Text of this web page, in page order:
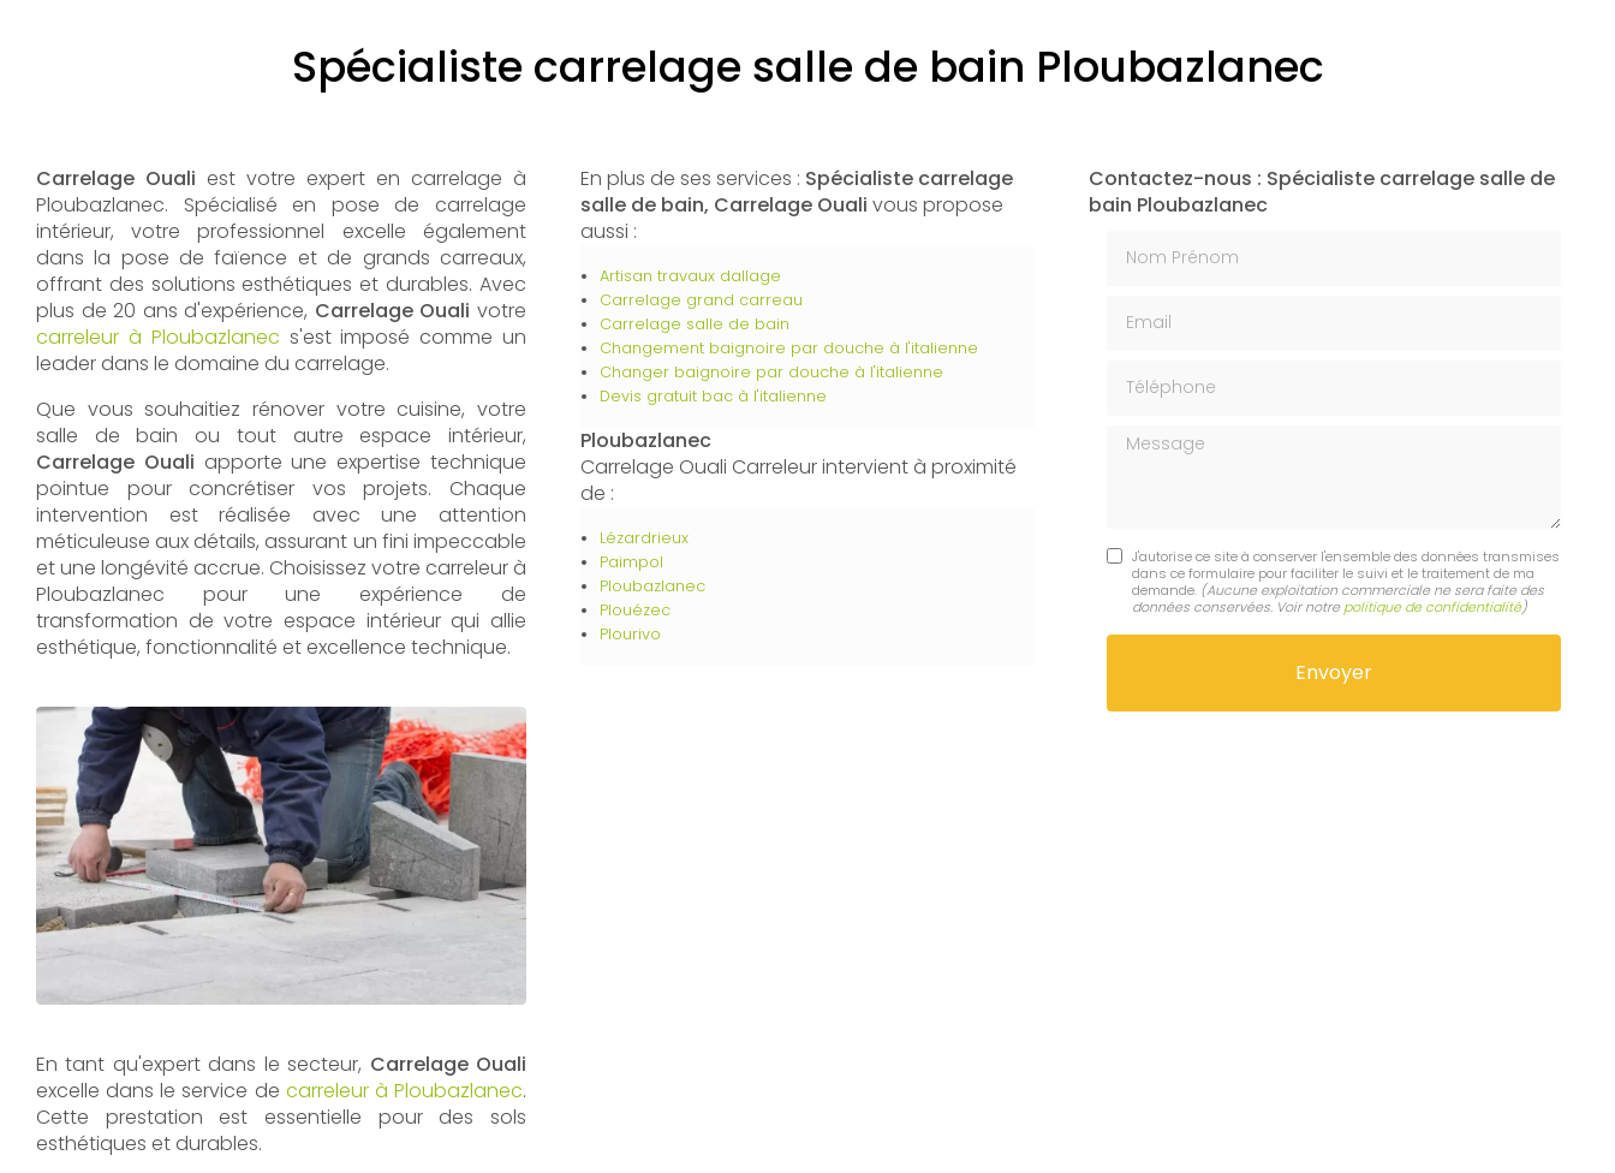
Spécialiste carrelage salle de bain Ploubazlanec
Carrelage Ouali est votre expert en carrelage à
Ploubazlanec. Spécialisé en pose de carrelage
intérieur, votre professionnel excelle également
dans la pose de faïence et de grands carreaux,
offrant des solutions esthétiques et durables. Avec
plus de 20 ans d'expérience, Carrelage Ouali votre
carreleur à Ploubazlanec s'est imposé comme un
leader dans le domaine du carrelage.
Que vous souhaitiez rénover votre cuisine, votre
salle de bain ou tout autre espace intérieur,
Carrelage Ouali apporte une expertise technique
pointue pour concrétiser vos projets. Chaque
intervention est réalisée avec une attention
méticuleuse aux détails, assurant un fini impeccable
et une longévité accrue. Choisissez votre carreleur à
Ploubazlanec pour une expérience de
transformation de votre espace intérieur qui allie
esthétique, fonctionnalité et excellence technique.
En tant qu'expert dans le secteur, Carrelage Ouali
excelle dans le service de carreleur à Ploubazlanec.
Cette prestation est essentielle pour des sols
esthétiques et durables.
En plus de ses services : Spécialiste carrelage
salle de bain, Carrelage Ouali vous propose
aussi :
Artisan travaux dallage
Carrelage grand carreau
Carrelage salle de bain
Changement baignoire par douche à l'italienne
Changer baignoire par douche à l'italienne
Devis gratuit bac à l'italienne
Ploubazlanec
Carrelage Ouali Carreleur intervient à proximité
de :
Lézardrieux
Paimpol
Ploubazlanec
Plouézec
Plourivo
Contactez-nous : Spécialiste carrelage salle de
bain Ploubazlanec
Message
J'autorise ce site à conserver l'ensemble des données transmises
dans ce formulaire pour faciliter le suivi et le traitement de ma
demande. (Aucune exploitation commerciale ne sera faite des
données conservées. Voir notre politique de confidentialité)